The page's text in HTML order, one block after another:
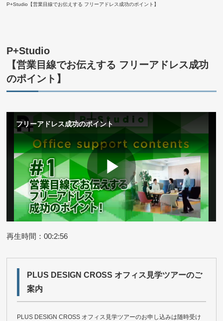
P+Studio【営業目線でお伝えする フリーアドレス成功のポイント】
P+Studio
【営業目線でお伝えする フリーアドレス成功
のポイント】
再生時間：00:2:56
PLUS DESIGN CROSS オフィス見学ツアーのご
案内
PLUS DESIGN CROSS オフィス見学ツアーのお申し込みは随時受け